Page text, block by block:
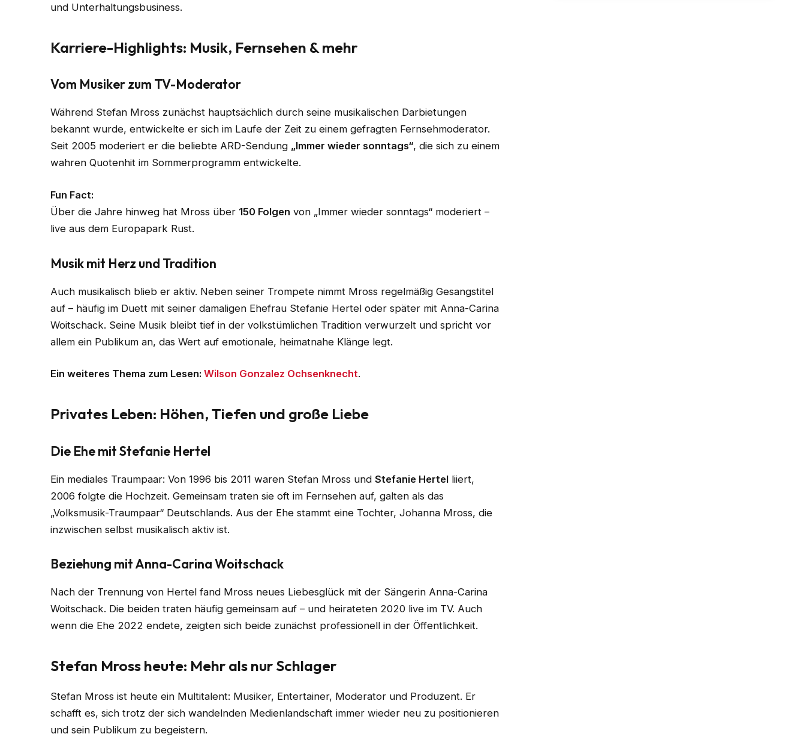
und Unterhaltungsbusiness.
Karriere-Highlights: Musik, Fernsehen & mehr
Vom Musiker zum TV-Moderator
Während Stefan Mross zunächst hauptsächlich durch seine musikalischen Darbietungen
bekannt wurde, entwickelte er sich im Laufe der Zeit zu einem gefragten Fernsehmoderator.
Seit 2005 moderiert er die beliebte ARD-Sendung „Immer wieder sonntags“, die sich zu einem
wahren Quotenhit im Sommerprogramm entwickelte.
Fun Fact:
Über die Jahre hinweg hat Mross über 150 Folgen von „Immer wieder sonntags“ moderiert –
live aus dem Europapark Rust.
Musik mit Herz und Tradition
Auch musikalisch blieb er aktiv. Neben seiner Trompete nimmt Mross regelmäßig Gesangstitel
auf – häufig im Duett mit seiner damaligen Ehefrau Stefanie Hertel oder später mit Anna-Carina
Woitschack. Seine Musik bleibt tief in der volkstümlichen Tradition verwurzelt und spricht vor
allem ein Publikum an, das Wert auf emotionale, heimatnahe Klänge legt.
Ein weiteres Thema zum Lesen:Wilson Gonzalez Ochsenknecht.
Privates Leben: Höhen, Tiefen und große Liebe
Die Ehe mit Stefanie Hertel
Ein mediales Traumpaar: Von 1996 bis 2011 waren Stefan Mross undStefanie Hertel liiert,
2006 folgte die Hochzeit. Gemeinsam traten sie oft im Fernsehen auf, galten als das
„Volksmusik-Traumpaar“ Deutschlands. Aus der Ehe stammt eine Tochter, Johanna Mross, die
inzwischen selbst musikalisch aktiv ist.
Beziehung mit Anna-Carina Woitschack
Nach der Trennung von Hertel fand Mross neues Liebesglück mit der Sängerin Anna-Carina
Woitschack. Die beiden traten häufig gemeinsam auf – und heirateten 2020 live im TV. Auch
wenn die Ehe 2022 endete, zeigten sich beide zunächst professionell in der Öffentlichkeit.
Stefan Mross heute: Mehr als nur Schlager
Stefan Mross ist heute ein Multitalent: Musiker, Entertainer, Moderator und Produzent. Er
schafft es, sich trotz der sich wandelnden Medienlandschaft immer wieder neu zu positionieren
und sein Publikum zu begeistern.